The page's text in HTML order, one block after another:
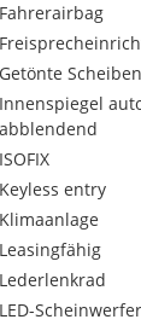
Sonnenblende
Kompressor)
des
Stück)
Fahrerairbag
Getönte Scheiben
Innenspiegel
abblendend
ISOFIX
Keyless entry
Klimaanlage
Leasingfähig
Lederlenkrad
LED-Scheinwerfer